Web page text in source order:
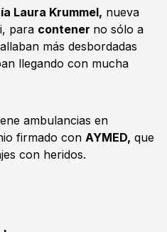
Laura Krummel, nueva
para contener no sólo a
más desbordadas
llegando con mucha
ambulancias en
firmado con AYMED, que
con heridos.